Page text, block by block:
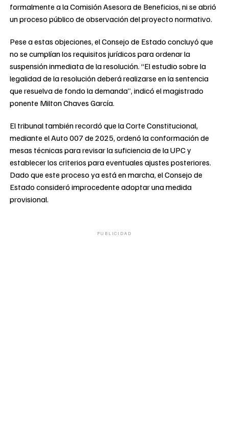
formalmente a la Comisión Asesora de Beneficios, ni se abrió
un proceso público de observación del proyecto normativo.
Pese a estas objeciones, el Consejo de Estado concluyó que
no se cumplían los requisitos jurídicos para ordenar la
suspensión inmediata de la resolución. “El estudio sobre la
legalidad de la resolución deberá realizarse en la sentencia
que resuelva de fondo la demanda”, indicó el magistrado
ponente Milton Chaves García.
El tribunal también recordó que la Corte Constitucional,
mediante el Auto 007 de 2025, ordenó la conformación de
mesas técnicas para revisar la suficiencia de la UPC y
establecer los criterios para eventuales ajustes posteriores.
Dado que este proceso ya está en marcha, el Consejo de
Estado consideró improcedente adoptar una medida
provisional.
PUBLICIDAD